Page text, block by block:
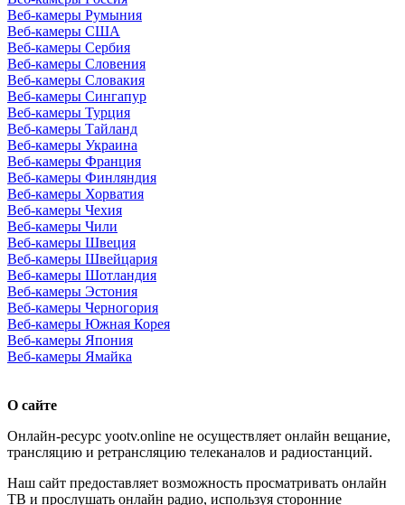
Веб-камеры Румыния
Веб-камеры США
Веб-камеры Сербия
Веб-камеры Словения
Веб-камеры Словакия
Веб-камеры Сингапур
Веб-камеры Турция
Веб-камеры Тайланд
Веб-камеры Украина
Веб-камеры Франция
Веб-камеры Финляндия
Веб-камеры Хорватия
Веб-камеры Чехия
Веб-камеры Чили
Веб-камеры Швеция
Веб-камеры Швейцария
Веб-камеры Шотландия
Веб-камеры Эстония
Веб-камеры Черногория
Веб-камеры Южная Корея
Веб-камеры Япония
Веб-камеры Ямайка
О сайте
Онлайн-ресурс yootv.online не осуществляет онлайн вещание,
трансляцию и ретрансляцию телеканалов и радиостанций.
Наш сайт предоставляет возможность просматривать онлайн
ТВ и прослушать онлайн радио, используя сторонние